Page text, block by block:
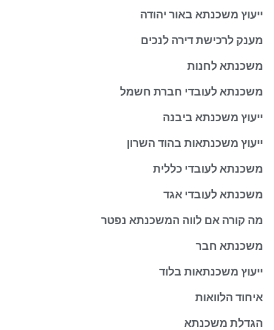
ייעוץ משכנתא באור יהודה
מענק לרכישת דירה לנכים
משכנתא לחנות
משכנתא לעובדי חברת חשמל
ייעוץ משכנתא ביבנה
ייעוץ משכנתאות בהוד השרון
משכנתא לעובדי כללית
משכנתא לעובדי אגד
מה קורה אם לווה המשכנתא נפטר
משכנתא חבר
ייעוץ משכנתאות בלוד
איחוד הלוואות
הגדלת משכנתא